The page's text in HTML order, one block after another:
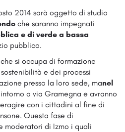
2014 sarà oggetto di studio
che saranno impegnati
e di verde a bassa
pubblico.
si occupa di formazione
e dei processi
presso la loro sede, manel
a via Gramegna e avranno
con i cittadini al fine di
Questa fase di
di Izmo i quali